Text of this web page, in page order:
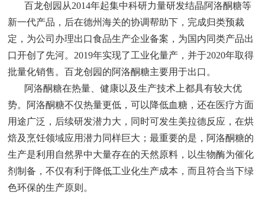
百龙创园从2014年起集中科研力量研发结晶阿洛酮糖等
新一代产品，后在德州海关的协调帮助下，完成归类预裁
定，为公司办理出口食品生产企业备案，为国内同类产品出
口开创了先河。2019年实现了工业化量产，并于2020年取得
批量化销售。百龙创园的阿洛酮糖主要用于出口。
阿洛酮糖在热量、健康以及生产技术上都具有较大优
势。阿洛酮糖不仅热量更低，可以降低血糖，还在医疗方面
用途广泛，后续研发潜力大，同时可发生美拉德反应，在烘
焙及烹饪领域应用潜力同样巨大；最重要的是，阿洛酮糖的
生产是利用自然界中大量存在的天然原料，以生物酶为催化
剂制备，不仅有利于降低工业化生产成本，而且符合当下绿
色环保的生产原则。